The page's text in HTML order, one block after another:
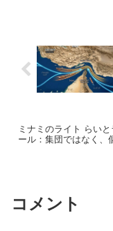
ミナミのライト らい
ール：集団ではなく、
コメント